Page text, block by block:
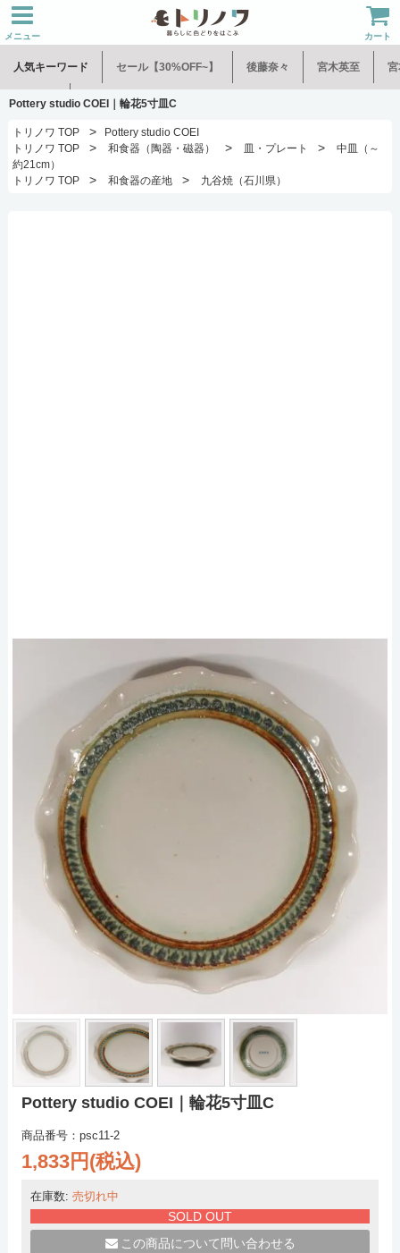
メニュー カート
人気キーワード セール【30%OFF~】 後藤奈々 宮木英至 宮
水谷和音 児玉修治
Pottery studio COEI｜輪花5寸皿C
トリノワ TOP >
Pottery studio COEI
トリノワ TOP
> 和食器（陶器・磁器） > 皿・プレート >
中皿（～
約21cm）
トリノワ TOP
> 和食器の産地 > 九谷焼（石川県）
Pottery studio COEI｜輪花5寸皿C
商品番号：psc11-2
1,833円(税込)
在庫数: 売切れ中
SOLD OUT
この商品について問い合わせる